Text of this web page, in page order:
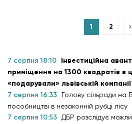
1 2
7 серпня 18:10 Інвестиційна
приміщення на 1300 квадратів в
«подарували» львівській компанії
7 серпня 16:33
Голову сільради на
пособництві в незаконній рубці лісу
7 серпня 10:53
ДБР розслідує